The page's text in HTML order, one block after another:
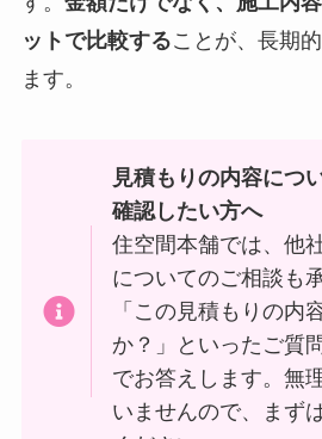
ットで比較することが、長期
ます。
見積もりの内容につ
確認したい方へ
住空間本舗では、他
についてのご相談も
「この見積もりの内
か？」といったご質
でお答えします。無
いませんので、まず